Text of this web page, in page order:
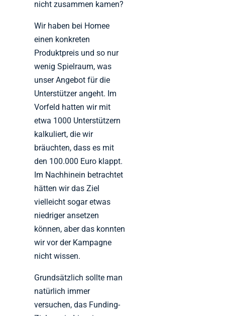
nicht zusammen kamen?
Wir haben bei Homee
einen konkreten
Produktpreis und so nur
wenig Spielraum, was
unser Angebot für die
Unterstützer angeht. Im
Vorfeld hatten wir mit
etwa 1000 Unterstützern
kalkuliert, die wir
bräuchten, dass es mit
den 100.000 Euro klappt.
Im Nachhinein betrachtet
hätten wir das Ziel
vielleicht sogar etwas
niedriger ansetzen
können, aber das konnten
wir vor der Kampagne
nicht wissen.
Grundsätzlich sollte man
natürlich immer
versuchen, das Funding-